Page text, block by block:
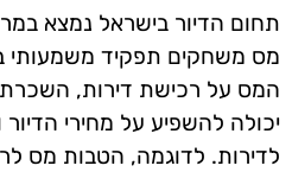
תחום הדיור בישראל נמצא
מס משחקים תפקיד משמעותי
המס על רכישת דירות,
יכולה להשפיע על מחירי הדיור
לדירות. לדוגמה, הטבות מס